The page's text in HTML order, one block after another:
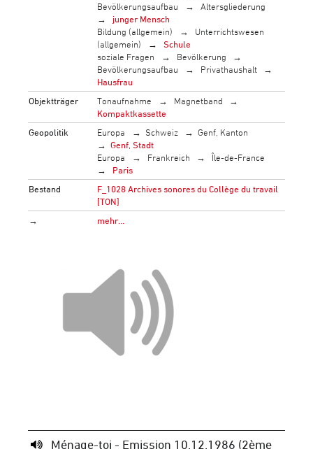
Bevölkerungsaufbau
Altersgliederung
junger Mensch
Bildung (allgemein)
Unterrichtswesen
(allgemein)
Schule
soziale Fragen
Bevölkerung
Bevölkerungsaufbau
Privathaushalt
Hausfrau
Objektträger
Tonaufnahme
Magnetband
Kompaktkassette
Geopolitik
Europa Schweiz
Genf, Kanton
Genf, Stadt
Europa
Frankreich
Île-de-France
Paris
Bestand
F_1028 Archives sonores du Collège du travail
[TON]
→
mehr…
Ménage-toi - Emission 10.12.1986 (2ème